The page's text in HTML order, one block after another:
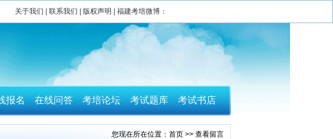
关于我们 联系我们 版权声明 福建考培微博 ：
报名 在线问答 考培论坛 考试题库 考试书店
您现在所在位置： 首页 >> 查看留言